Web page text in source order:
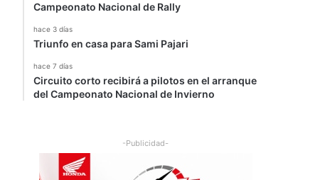
Campeonato Nacional de Rally
hace 3 días
Triunfo en casa para Sami Pajari
hace 7 días
Circuito corto recibirá a pilotos en el arranque
del Campeonato Nacional de Invierno
-Publicidad-